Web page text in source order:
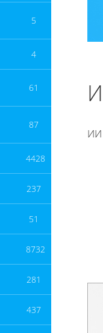
5
4
61
87
4428
237
51
8732
281
437
ИИ